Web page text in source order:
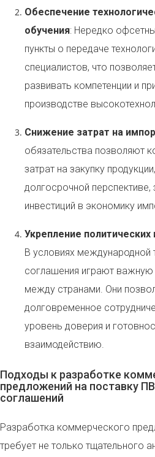
Обеспечение
обучения: Нередко
пункты о передаче
специалистов, что
развивать компетенции и
производстве
Снижение затрат на
обязательства позволяют
затрат на закупку
долгосрочной перспективе,
инвестиций в экономику
Укрепление
В условиях
соглашения играют важную
между странами. Они
долговременное
уровень доверия и
взаимодействию.
Подходы к разработке
предложений на поставку
соглашений
Разработка коммерческого
требует не только тщательного